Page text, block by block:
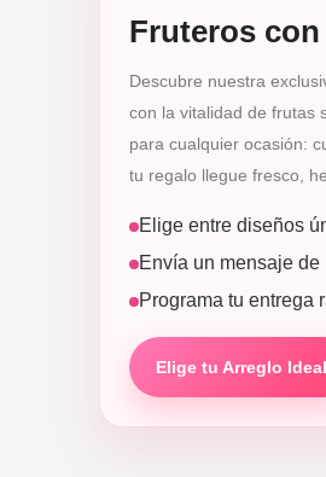
Fruteros con
Descubre nuestra
con la vitalidad de frutas
para cualquier ocasión:
tu regalo llegue fresco,
Elige entre diseños
Envía un mensaje
Programa tu entrega
Elige tu Arreglo Ideal